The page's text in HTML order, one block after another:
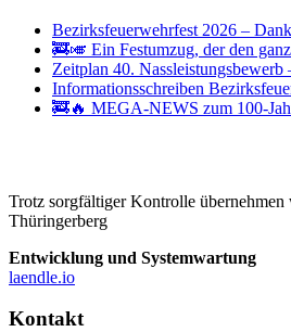
Bezirksfeuerwehrfest 2026 –
🚒🎺 Ein Festumzug, der den
Zeitplan 40. Nassleistungsbewerb
Informationsschreiben
🚒🔥 MEGA-NEWS zum 100-
Trotz sorgfältiger Kontrolle
Thüringerberg
Entwicklung und Systemwartung
laendle.io
Kontakt